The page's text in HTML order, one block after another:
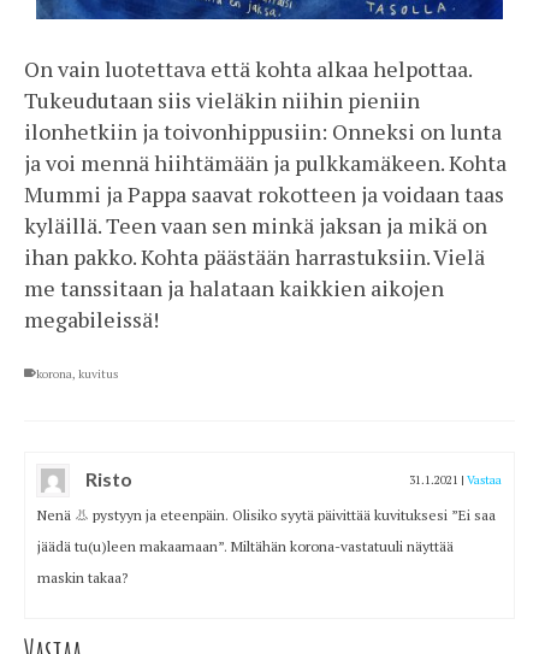
On vain luotettava että kohta alkaa helpottaa.
Tukeudutaan siis vieläkin niihin pieniin
ilonhetkiin ja toivonhippusiin: Onneksi on lunta
ja voi mennä hiihtämään ja pulkkamäkeen. Kohta
Mummi ja Pappa saavat rokotteen ja voidaan taas
kyläillä. Teen vaan sen minkä jaksan ja mikä on
ihan pakko. Kohta päästään harrastuksiin. Vielä
me tanssitaan ja halataan kaikkien aikojen
megabileissä!
korona, kuvitus
Risto 31.1.2021 | Vastaa
Nenä 👃 pystyyn ja eteenpäin. Olisiko syytä päivittää kuvituksesi ”Ei saa
jäädä tu(u)leen makaamaan”. Miltähän korona-vastatuuli näyttää
maskin takaa?